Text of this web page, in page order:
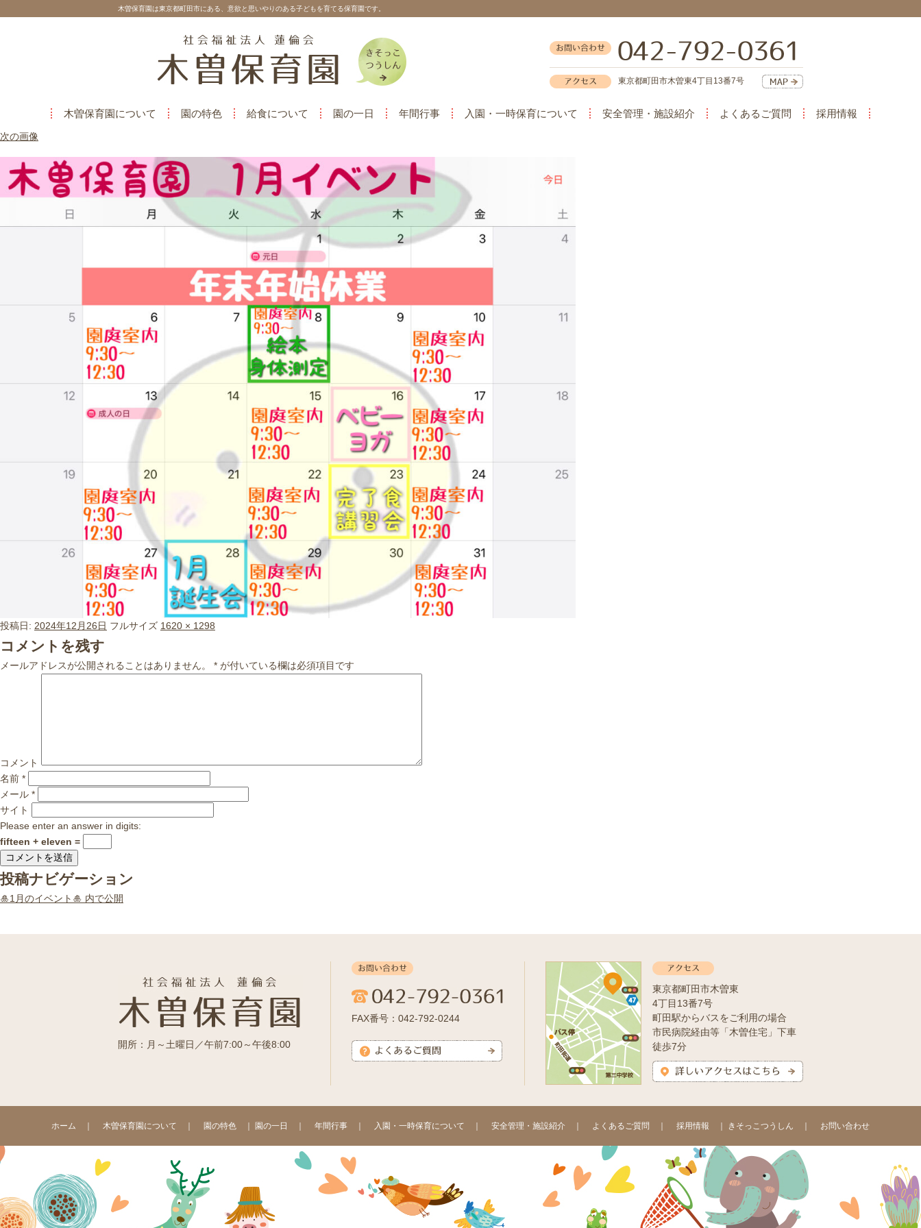
木曽保育園は東京都町田市にある、意欲と思いやりのある子どもを育てる保育園です。
東京都町田市木曽東4丁目13番7号
木曽保育園について 園の特色 給食について 園の一日 年間行事 入園・一時保育について 安全管理・施設紹介 よくあるご質問 採用情報
次の画像
投稿日: 2024年12月26日 フルサイズ 1620 × 1298
コメントを残す
メールアドレスが公開されることはありません。 * が付いている欄は必須項目です
コメント
名前 *
メール *
サイト
Please enter an answer in digits:
fifteen + eleven =
投稿ナビゲーション
🎍1月のイベント🎍 内で公開
開所：月～土曜日／午前7:00～午後8:00
FAX番号：042-792-0244
東京都町田市木曽東
4丁目13番7号
町田駅からバスをご利用の場合
市民病院経由等「木曽住宅」下車
徒歩7分
ホーム 木曽保育園について 園の特色 園の一日 年間行事 入園・一時保育について 安全管理・施設紹介 よくあるご質問 採用情報 きそっこつうしん お問い合わせ